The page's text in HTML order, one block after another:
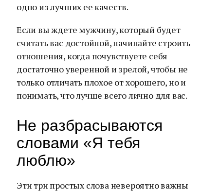
одно из лучших ее качеств.
Если вы ждете мужчину, который будет
считать вас достойной, начинайте строить
отношения, когда почувствуете себя
достаточно уверенной и зрелой, чтобы не
только отличать плохое от хорошего, но и
понимать, что лучше всего лично для вас.
Не разбрасываются
словами «Я тебя
люблю»
Эти три простых слова невероятно важны